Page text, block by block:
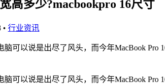
高多少?macbookpro 16尺寸
• 行业资讯
脑可以说是出尽了风头，而今年MacBook
脑可以说是出尽了风头，而今年MacBook